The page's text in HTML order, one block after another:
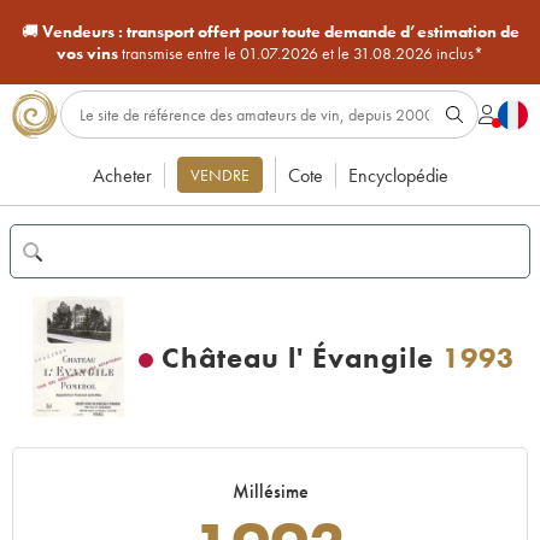
🚚Vendeurs : transport offert pour toute demande d’estimation de
vos vinstransmise entre le 01.07.2026 et le 31.08.2026 inclus*
Acheter VENDRE Cote Encyclopédie
Château l' Évangile 1993
Millésime